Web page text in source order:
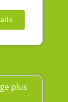
plus